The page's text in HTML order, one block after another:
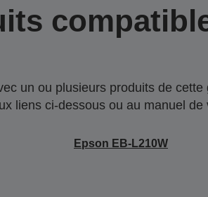
un ou plusieurs produits de cette
liens ci-dessous ou au manuel de
Epson EB-L210W